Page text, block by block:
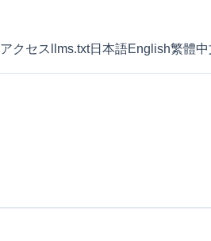
アクセス llms.txt日本語English繁體中